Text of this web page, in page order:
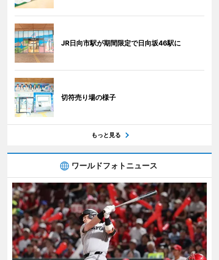
JR日向市駅が期間限定で日向坂46駅に
切符売り場の様子
もっと見る
ワールドフォトニュース